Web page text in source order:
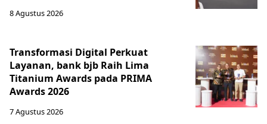
8 Agustus 2026
Transformasi Digital Perkuat
Layanan, bank bjb Raih Lima
Titanium Awards pada PRIMA
Awards 2026
7 Agustus 2026